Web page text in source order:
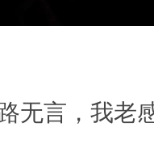
言，我老